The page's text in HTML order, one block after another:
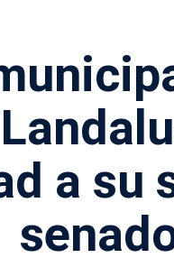
a su